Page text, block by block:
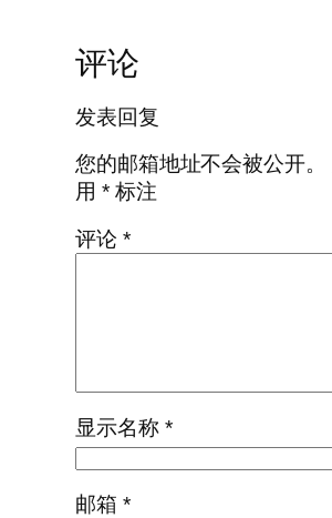
评论
发表回复
您的邮箱地址不会被公开。
用 *标注
评论 *
显示名称 *
邮箱 *